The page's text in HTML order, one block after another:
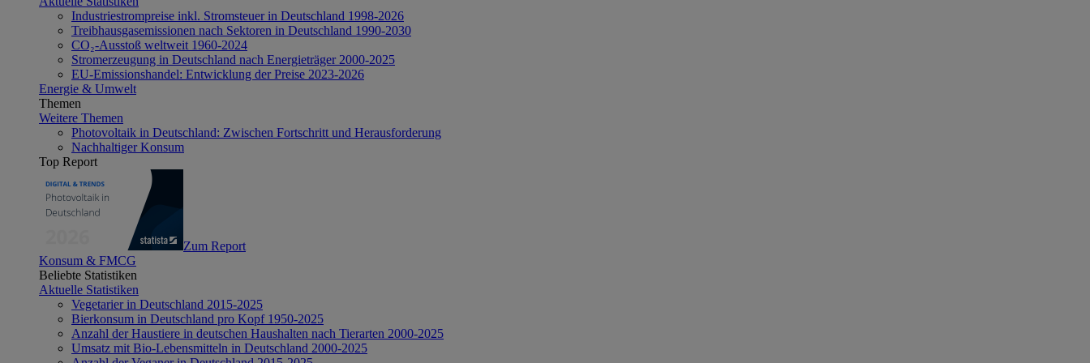
Industriestrompreise inkl. Stromsteuer in Deutschland 1998-2026
Treibhausgasemissionen nach Sektoren in Deutschland 1990-2030
CO₂-Ausstoß weltweit 1960-2024
Stromerzeugung in Deutschland nach Energieträger 2000-2025
EU-Emissionshandel: Entwicklung der Preise 2023-2026
Energie & Umwelt
Themen
Weitere Themen
Photovoltaik in Deutschland: Zwischen Fortschritt und Herausforderung
Nachhaltiger Konsum
Top Report
Zum Report
Konsum & FMCG
Beliebte Statistiken
Aktuelle Statistiken
Vegetarier in Deutschland 2015-2025
Bierkonsum in Deutschland pro Kopf 1950-2025
Anzahl der Haustiere in deutschen Haushalten nach Tierarten 2000-2025
Umsatz mit Bio-Lebensmitteln in Deutschland 2000-2025